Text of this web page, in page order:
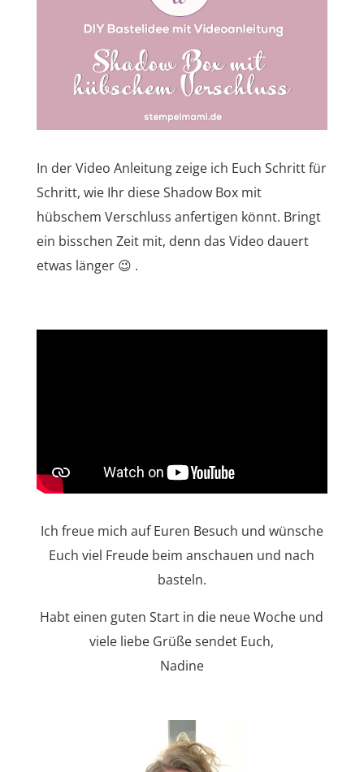
In der Video Anleitung zeige ich Euch Schritt für
Schritt, wie Ihr diese Shadow Box mit
hübschem Verschluss anfertigen könnt. Bringt
ein bisschen Zeit mit, denn das Video dauert
etwas länger 😉 .
Ich freue mich auf Euren Besuch und wünsche
Euch viel Freude beim anschauen und nach
basteln.
Habt einen guten Start in die neue Woche und
viele liebe Grüße sendet Euch,
Nadine